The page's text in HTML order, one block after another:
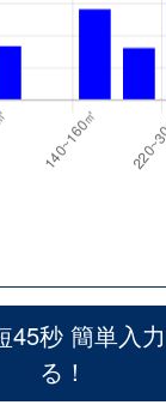
45秒 簡単入
る！